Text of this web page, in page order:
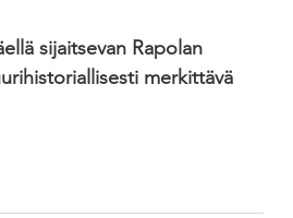
sijaitsevan Rapolan
merkittävä